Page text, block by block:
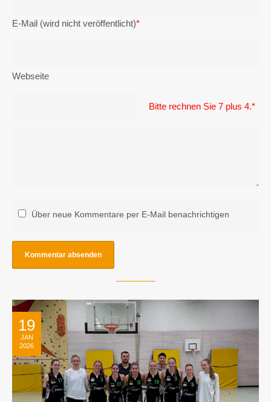
E-Mail (wird nicht veröffentlicht)*
Webseite
Bitte rechnen Sie 7 plus 4.*
Über neue Kommentare per E-Mail benachrichtigen
19
JAN
2026